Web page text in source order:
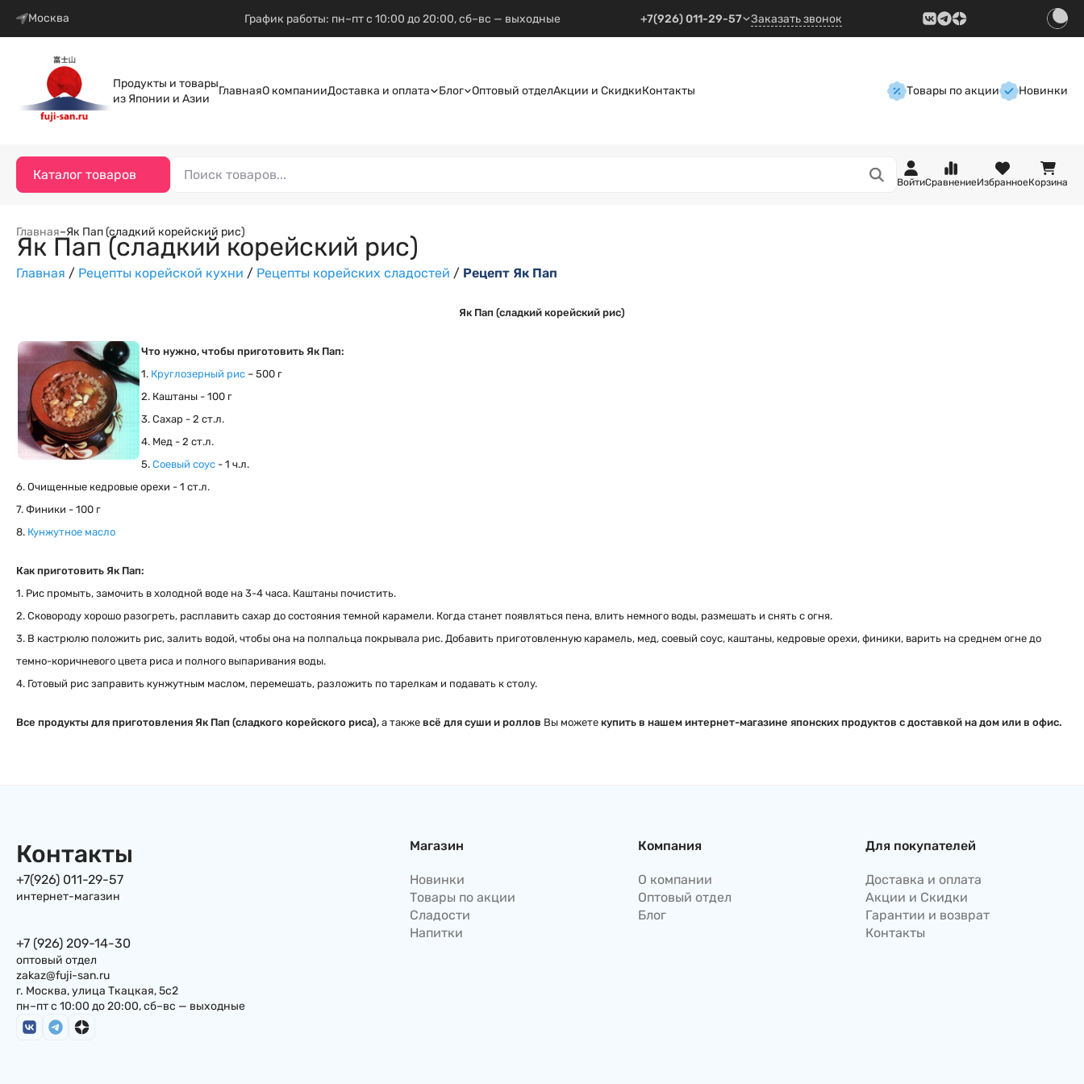
Москва График работы: пн–пт с 10:00 до 20:00, сб–вс — выходные +7(926) 011-29-57 Заказать звонок
Продукты и товары
из Японии и Азии
ГлавнаяО компанииДоставка и оплата Блог Оптовый отделАкции и СкидкиКонтакты Товары по акции Новинки
Каталог товаров
ВойтиСравнениеИзбранноеКорзина
Главная–Як Пап (сладкий корейский рис)
Як Пап (сладкий корейский рис)
Главная / Рецепты корейской кухни / Рецепты корейских сладостей / Рецепт Як Пап
Як Пап (сладкий корейский рис)
Что нужно, чтобы приготовить Як Пап:
1. Круглозерный рис – 500 г
2. Каштаны - 100 г
3. Сахар - 2 ст.л.
4. Мед - 2 ст.л.
5. Соевый соус - 1 ч.л.
6. Очищенные кедровые орехи - 1 ст.л.
7. Финики - 100 г
8. Кунжутное масло
Как приготовить Як Пап:
1. Рис промыть, замочить в холодной воде на 3-4 часа. Каштаны почистить.
2. Сковороду хорошо разогреть, расплавить сахар до состояния темной карамели. Когда станет появляться пена, влить немного воды, размешать и снять с огня.
3. В кастрюлю положить рис, залить водой, чтобы она на полпальца покрывала рис. Добавить приготовленную карамель, мед, соевый соус, каштаны, кедровые орехи, финики, варить на среднем огне до
темно-коричневого цвета риса и полного выпаривания воды.
4. Готовый рис заправить кунжутным маслом, перемешать, разложить по тарелкам и подавать к столу.
Все продукты для приготовления Як Пап (сладкого корейского риса), а также всё для суши и роллов Вы можете купить в нашем интернет-магазине японских продуктов с доставкой на дом или в офис.
Контакты
+7(926) 011-29-57
интернет-магазин
+7 (926) 209-14-30
оптовый отдел
zakaz@fuji-san.ru
г. Москва, улица Ткацкая, 5с2
пн–пт с 10:00 до 20:00, сб–вс — выходные
Магазин
Новинки
Товары по акции
Сладости
Напитки
Компания
О компании
Оптовый отдел
Блог
Для покупателей
Доставка и оплата
Акции и Скидки
Гарантии и возврат
Контакты